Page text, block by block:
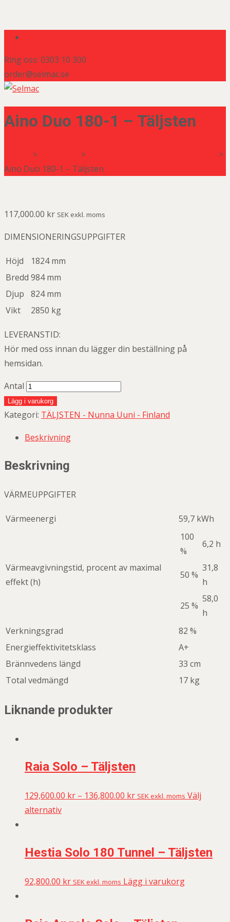
Ring oss: 0303 10 300
order@selmac.se
Aino Duo 180-1 – Täljsten
> >
>
Aino Duo 180-1 – Täljsten
117,000.00 kr SEK exkl. moms
DIMENSIONERINGSUPPGIFTER
Höjd
1824 mm
Bredd 984 mm
Djup
824 mm
Vikt
2850 kg
LEVERANSTID:
Hör med oss innan du lägger din beställning på
hemsidan.
Antal
Lägg i varukorg
Kategori: TÄLJSTEN - Nunna Uuni - Finland
Beskrivning
Beskrivning
VÄRMEUPPGIFTER
Värmeenergi 59,7 kWh
Värmeavgivningstid, procent av maximal
effekt (h)
100
%
6,2 h
50 %
31,8
h
25 %
58,0
h
Verkningsgrad
82 %
Energieffektivitetsklass
A+
Brännvedens längd
33 cm
Total vedmängd
17 kg
Liknande produkter
Raia Solo – Täljsten
129,600.00 kr – 136,800.00 kr SEK exkl. moms Välj
alternativ
Hestia Solo 180 Tunnel – Täljsten
92,800.00 kr SEK exkl. moms Lägg i varukorg